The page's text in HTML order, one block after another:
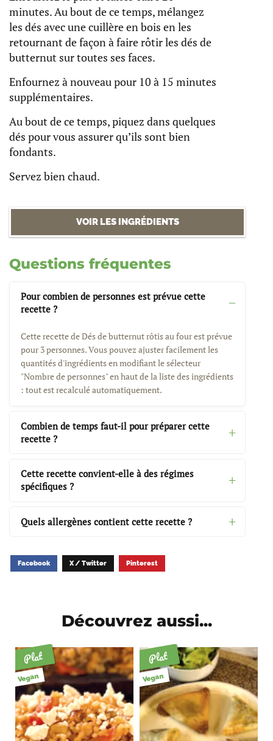
minutes. Au bout de ce temps, mélangez
les dés avec une cuillère en bois en les
retournant de façon à faire rôtir les dés de
butternut sur toutes ses faces.
Enfournez à nouveau pour 10 à 15 minutes
supplémentaires.
Au bout de ce temps, piquez dans quelques
dés pour vous assurer qu’ils sont bien
fondants.
Servez bien chaud.
VOIR LES INGRÉDIENTS
Questions fréquentes
Pour combien de personnes est prévue cette
recette ?
Cette recette de Dés de butternut rôtis au four est prévue
pour 3 personnes. Vous pouvez ajuster facilement les
quantités d'ingrédients en modifiant le sélecteur
"Nombre de personnes" en haut de la liste des ingrédients
: tout est recalculé automatiquement.
Combien de temps faut-il pour préparer cette
recette ?
Cette recette convient-elle à des régimes
spécifiques ?
Quels allergènes contient cette recette ?
Facebook X / Twitter Pinterest
Découvrez aussi...
Plat
Vegan
Plat
Vegan